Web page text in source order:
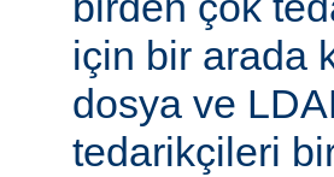
için bir arada
dosya ve
tedarikçileri